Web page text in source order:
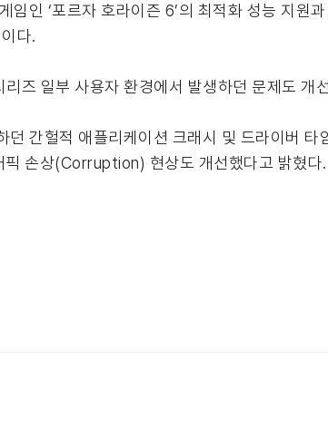
인 ‘포르자 호라이즌 6’의 최적화 성능 지원
다.
즈 일부 사용자 환경에서 발생하던 문제도 개
간헐적 애플리케이션 크래시 및 드라이버 타
손상(Corruption) 현상도 개선했다고 밝혔다.